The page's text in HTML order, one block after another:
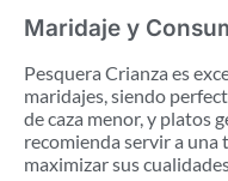
Maridaje y
Pesquera Crianza es
maridajes, siendo
de caza menor, y platos
recomienda servir a una
maximizar sus